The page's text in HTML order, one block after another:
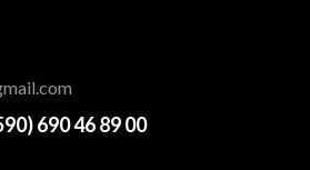
690 46 89 00